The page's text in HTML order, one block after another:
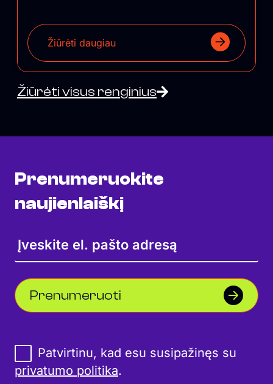
Žiūrėti daugiau
Žiūrėti visus renginius
Prenumeruokite
naujienlaiškį
Prenumeruoti
Patvirtinu, kad esu susipažinęs su
privatumo politika.